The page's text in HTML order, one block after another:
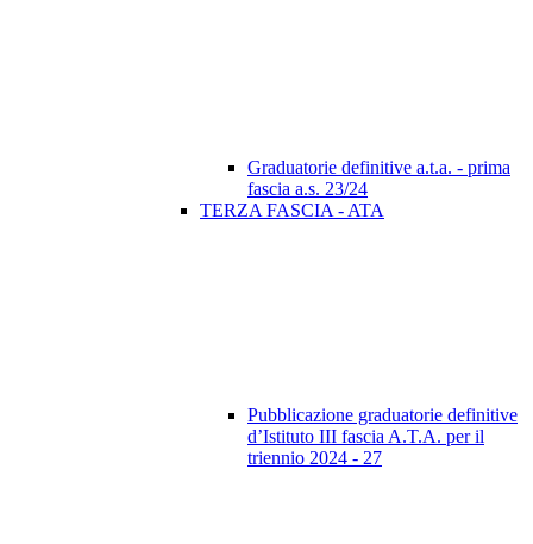
Graduatorie definitive a.t.a. - prima
fascia a.s. 23/24
TERZA FASCIA - ATA
Pubblicazione graduatorie definitive
d’Istituto III fascia A.T.A. per il
triennio 2024 - 27